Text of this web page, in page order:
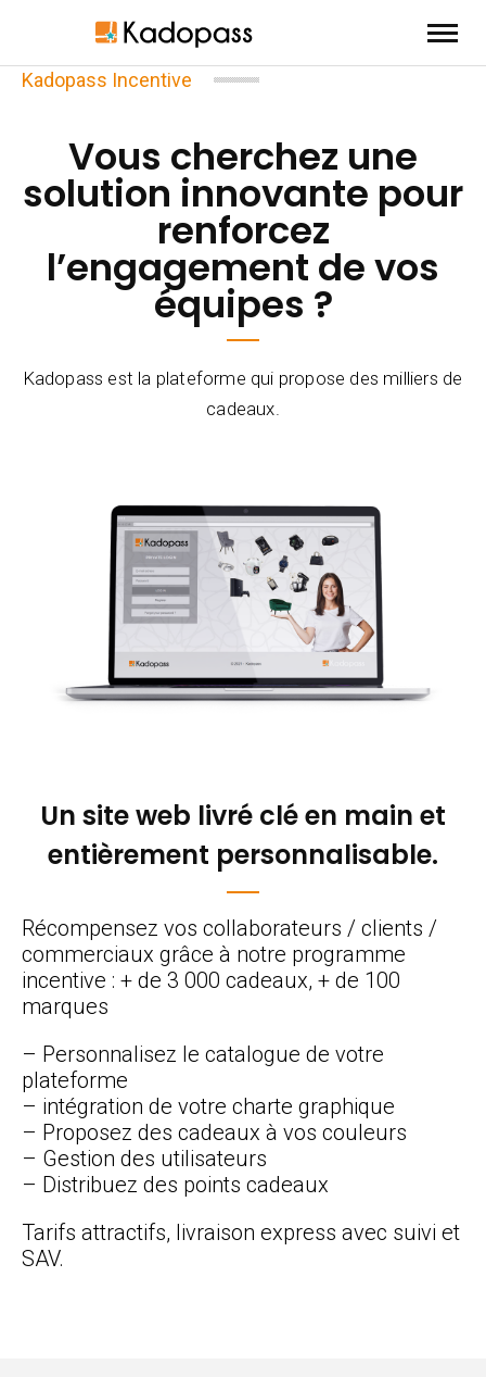
Kadopass Incentive
Vous cherchez une
solution innovante pour
renforcez
l’engagement de vos
équipes ?
Kadopass est la plateforme qui propose des milliers de
cadeaux.
Un site web livré clé en main et
entièrement personnalisable.
Récompensez vos collaborateurs / clients /
commerciaux grâce à notre programme
incentive : + de 3 000 cadeaux, + de 100
marques
– Personnalisez le catalogue de votre
plateforme
– intégration de votre charte graphique
– Proposez des cadeaux à vos couleurs
– Gestion des utilisateurs
– Distribuez des points cadeaux
Tarifs attractifs, livraison express avec suivi et
SAV.